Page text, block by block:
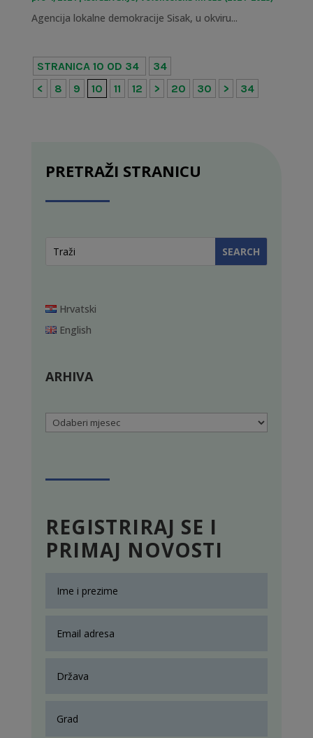
Agencija lokalne demokracije Sisak, u okviru...
STRANICA 10 OD 34
34
<
8 9 10 11 12 > 20 30 > 34
PRETRAŽI STRANICU
Hrvatski
English
ARHIVA
Arhiva
REGISTRIRAJ SE I
PRIMAJ NOVOSTI